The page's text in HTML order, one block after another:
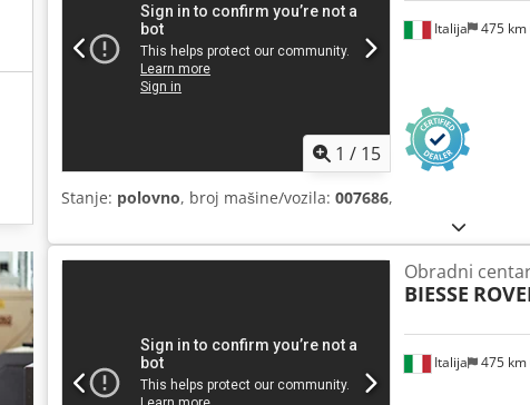
1 / 15
Italija 475 km
Stanje: polovno, broj mašine/vozila: 007686,
Italija 475 km
Obradni
BIESSE